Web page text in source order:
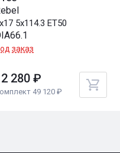
5x114.3 ET50
заказ
280 ₽
49 120 ₽